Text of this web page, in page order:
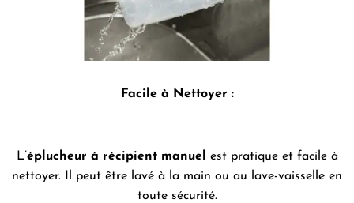
Facile à Nettoyer :
L’éplucheur à récipient manuel est pratique et facile à
nettoyer. Il peut être lavé à la main ou au lave-vaisselle en
toute sécurité.